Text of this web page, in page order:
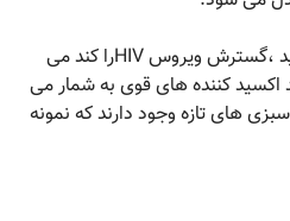
ویتامین ث وگلوتاتیون تری پپتید ،گسترش ویروس HIVرا کند می
اکسید کننده های قوی به شمار می
های تازه وجود دارند که نمونه